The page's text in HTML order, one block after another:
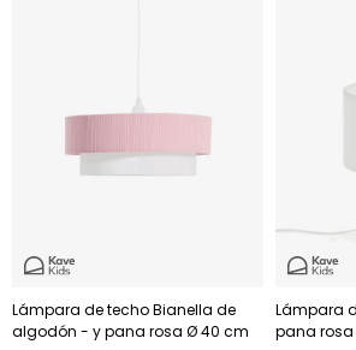
Lámpara de techo Bianella de
algodón - y pana rosa Ø 40 cm
Lámpara
pana rosa